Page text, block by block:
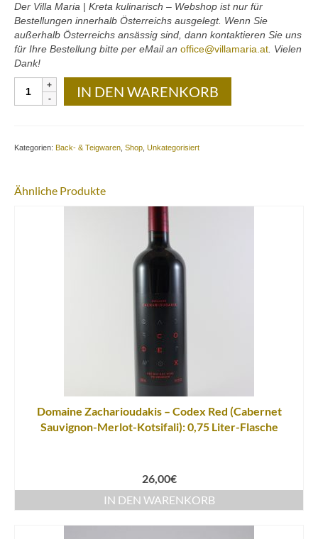
Datenschutz
Impressum
Der Villa Maria | Kreta kulinarisch – Webshop ist nur für
Bestellungen innerhalb Österreichs ausgelegt. Wenn Sie
außerhalb Österreichs ansässig sind, dann kontaktieren Sie uns
für Ihre Bestellung bitte per eMail an office@villamaria.at . Vielen
Dank!
Graecia
Terra
Paprika:
500
IN DEN WARENKORB
Kategorien: Back- & Teigwaren Shop Unkategorisiert
Ähnliche Produkte
Domaine Zacharioudakis – Codex Red (Cabernet
Sauvignon-Merlot-Kotsifali): 0,75 Liter-Flasche
26,00€
IN DEN WARENKORB